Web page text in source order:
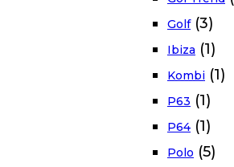
Golf (3)
Ibiza (1)
Kombi (1)
P63 (1)
P64 (1)
Polo (5)